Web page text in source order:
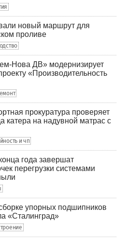
новый маршрут для
проливе
Нова ДВ» модернизирует
«Производительность
прокуратура проверяет
катера на надувной матрас с
и чп
года завершат
перегрузки системами
упорных подшипников
«Сталинград»